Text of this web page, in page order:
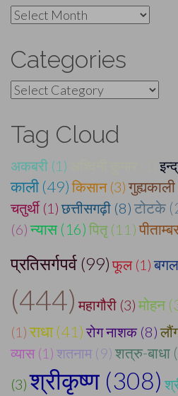
Archives
Categories
Categories
Tag Cloud
अकबरी (1)
काली (49) किसान (3)
चतुर्थी (1) छत्तीसगढ़ी (8) टोटके
(6) न्यास (16) पितृ (11)
प्रतिसर्गपर्व (99) फूल (1)
(444) महागौरी (3) मोहन
(1) राधा (41) रोग नाशक (8)
व्यास (1) शतनाम (9) शत्रु-बाधा
(3) श्रीकृष्ण (308)